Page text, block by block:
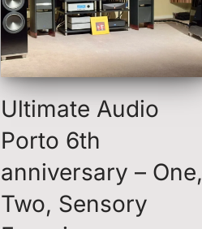
Ultimate Audio
Porto 6th
anniversary – One,
Two, Sensory